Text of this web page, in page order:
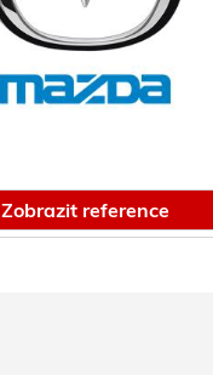
Zobrazit reference